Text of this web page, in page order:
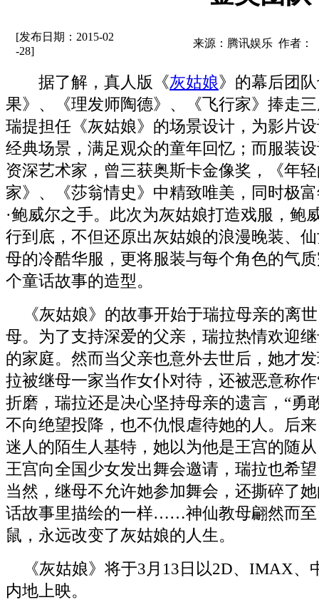
[发布日期：2015-02
-28]
来源：腾讯娱乐 作者：
据了解，真人版《灰姑娘》的幕后团
果》、《理发师陶德》、《飞行家》捧走
瑞提担任《灰姑娘》的场景设计，为影片
经典场景，满足观众的童年回忆；而服装
资深艺术家，曾三获奥斯卡金像奖，《年
家》、《莎翁情史》中精致唯美，同时极
·鲍威尔之手。此次为灰姑娘打造戏服，鲍
行到底，不但还原出灰姑娘的浪漫晚装、
母的冷酷华服，更将服装与每个角色的气
个童话故事的造型。
《灰姑娘》的故事开始于瑞拉母亲的离
母。为了支持深爱的父亲，瑞拉热情欢迎
的家庭。然而当父亲也意外去世后，她才
拉被继母一家当作女仆对待，还被恶意称
折磨，瑞拉还是决心坚持母亲的遗言，“勇
不向绝望投降，也不仇恨虐待她的人。后
迷人的陌生人基特，她以为他是王宫的随
王宫向全国少女发出舞会邀请，瑞拉也希
当然，继母不允许她参加舞会，还撕碎了
话故事里描绘的一样……神仙教母翩然而
鼠，永远改变了灰姑娘的人生。
《灰姑娘》将于3月13日以2D、IMAX、
内地上映。